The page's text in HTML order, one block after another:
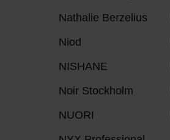
Nathalie Berzelius
Niod
NISHANE
Noir Stockholm
NUORI